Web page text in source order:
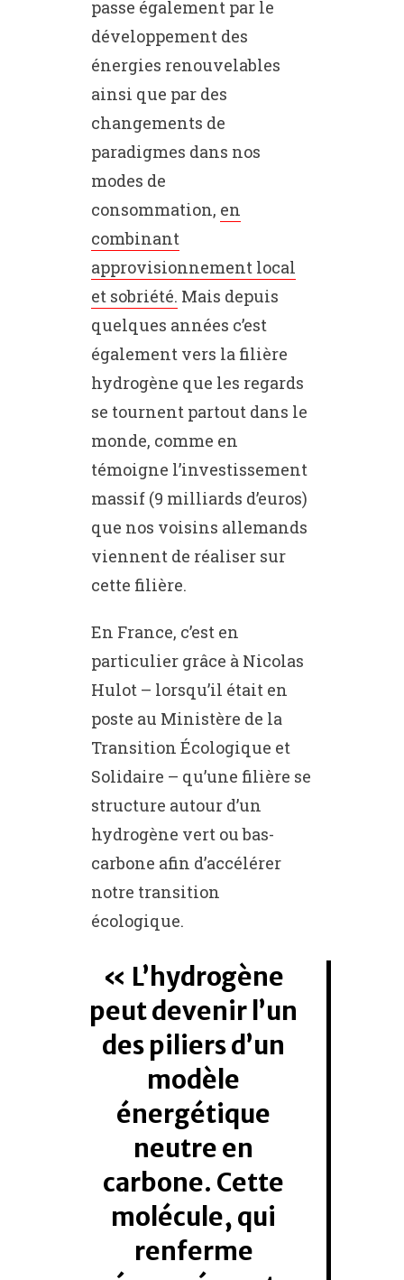
passe également par le
développement des
énergies renouvelables
ainsi que par des
changements de
paradigmes dans nos
modes de
consommation, en
combinant
approvisionnement local
et sobriété. Mais depuis
quelques années c’est
également vers la filière
hydrogène que les regards
se tournent partout dans le
monde, comme en
témoigne l’investissement
massif (9 milliards d’euros)
que nos voisins allemands
viennent de réaliser sur
cette filière.
En France, c’est en
particulier grâce à Nicolas
Hulot – lorsqu’il était en
poste au Ministère de la
Transition Écologique et
Solidaire – qu’une filière se
structure autour d’un
hydrogène vert ou bas-
carbone afin d’accélérer
notre transition
écologique.
L’hydrogène
peut devenir l’un
des piliers d’un
modèle
énergétique
neutre en
carbone. Cette
molécule, qui
renferme